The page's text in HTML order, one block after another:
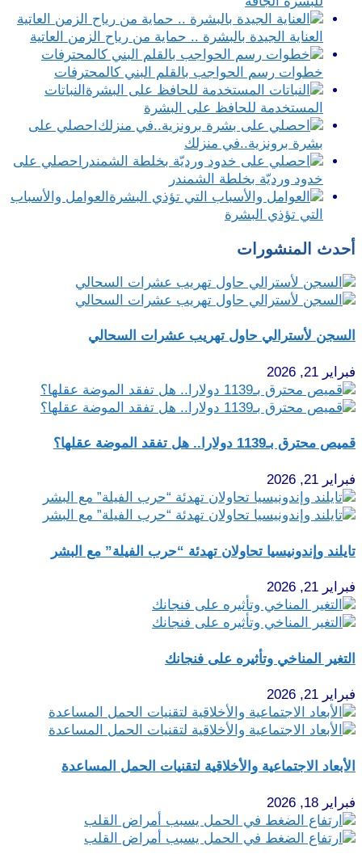
العناية الجيدة بالبشرة .. حماية من رياح الزمن العاتية
خطوات رسم الحواجب بالقلم البني كالمحترفات
النباتات
المستخدمة للحافظ على البشرة
احصلي على
بشرة برونزية..في منزلك
احصلي على
خدود ورديّة بخلطة الشمندر
العوامل والأسباب
التي تؤذي البشرة
أحدث المنشورات
السجن لأسترالي حاول تهريب عشرات السحالي
فبراير 21, 2026
قميص محترق بـ1139 دولارا.. هل تفقد الموضة عقلها؟
فبراير 21, 2026
تايلند وإندونيسيا تحاولان تهدئة “حرب الفيلة” مع البشر
فبراير 21, 2026
التغير المناخي وتأثيره على فنجانك
فبراير 21, 2026
الأبعاد الاجتماعية والأخلاقية لتقنيات الحمل المساعدة
فبراير 18, 2026